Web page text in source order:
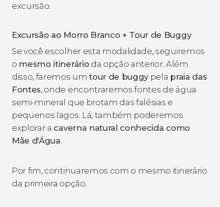
excursão.
Excursão ao Morro Branco + Tour de Buggy
Se você escolher esta modalidade, seguiremos
o mesmo itinerário da opção anterior. Além
disso, faremos umtour de buggypela praia das
Fontes, onde encontraremos fontes de água
semi-mineral que brotam das falésias e
pequenos lagos. Lá, também poderemos
explorar a caverna natural conhecida como
Mãe d'Água.
Por fim, continuaremos com o mesmo itinerário
da primeira opção.